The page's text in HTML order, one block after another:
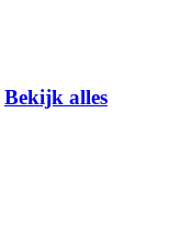
Bekijk alles